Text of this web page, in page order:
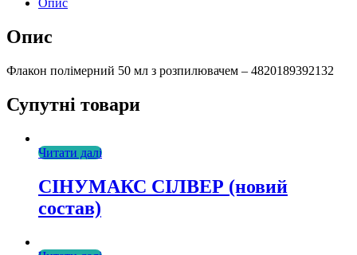
Опис
Опис
Флакон полімерний 50 мл з розпилювачем – 4820189392132
Супутні товари
Читати далі
СІНУМАКС СІЛВЕР (новий
состав)